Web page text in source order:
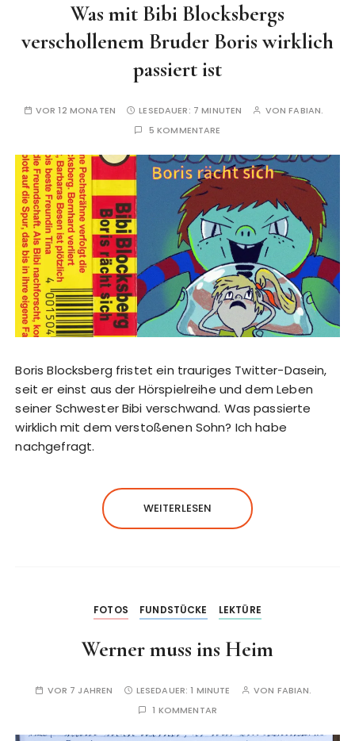
Was mit Bibi Blocksbergs
verschollenem Bruder Boris wirklich
passiert ist
VOR 12 MONATEN LESEDAUER: 7 MINUTEN VONFABIAN.
5 KOMMENTARE
Boris Blocksberg fristet ein trauriges Twitter-Dasein,
seit er einst aus der Hörspielreihe und dem Leben
seiner Schwester Bibi verschwand. Was passierte
wirklich mit dem verstoßenen Sohn? Ich habe
nachgefragt.
WEITERLESEN
FOTOS FUNDSTÜCKE LEKTÜRE
Werner muss ins Heim
VOR 7 JAHREN LESEDAUER:1 MINUTE VON FABIAN.
1 KOMMENTAR